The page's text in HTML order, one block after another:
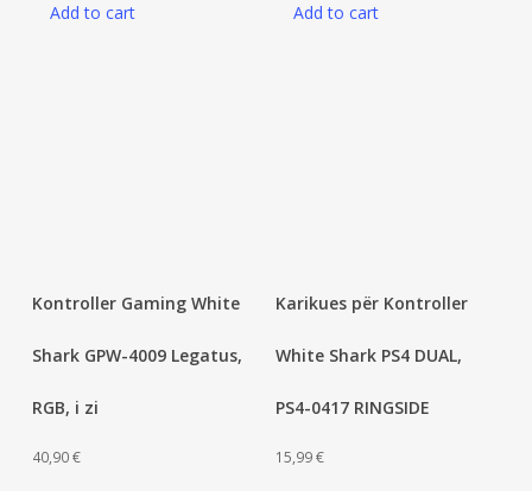
Add to cart Add to cart
Kontroller Gaming White
Shark GPW-4009 Legatus,
RGB, i zi
40,90€
Karikues për Kontroller
White Shark PS4 DUAL,
PS4-0417 RINGSIDE
15,99€